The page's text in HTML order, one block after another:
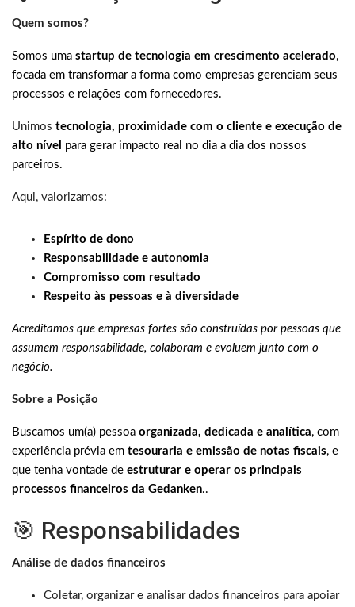
Quem somos?
Somos uma startup de tecnologia em crescimento acelerado,
focada em transformar a forma como empresas gerenciam seus
processos e relações com fornecedores.
Unimos tecnologia, proximidade com o cliente e execução de
alto nível para gerar impacto real no dia a dia dos nossos
parceiros.
Aqui, valorizamos:
Espírito de dono
Responsabilidade e autonomia
Compromisso com resultado
Respeito às pessoas e à diversidade
Acreditamos que empresas fortes são construídas por pessoas que
assumem responsabilidade, colaboram e evoluem junto com o
negócio.
Sobre a Posição
Buscamos um(a) pessoa organizada, dedicada e analítica, com
experiência prévia em tesouraria e emissão de notas fiscais, e
que tenha vontade de estruturar e operar os principais
processos financeiros da Gedanken..
🎯 Responsabilidades
Análise de dados financeiros
Coletar, organizar e analisar dados financeiros para apoiar